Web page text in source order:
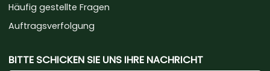
Häufig gestellte Fragen
Auftragsverfolgung
BITTE SCHICKEN SIE UNS IHRE NACHRICHT